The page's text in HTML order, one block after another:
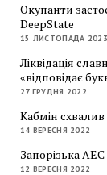
Окупанти
DeepState
15 ЛИСТОПАДА 2023
Ліквідація
«відповідає
27 ГРУДНЯ 2022
Кабмін
14 ВЕРЕСНЯ 2022
Запорізька
12 ВЕРЕСНЯ 2022